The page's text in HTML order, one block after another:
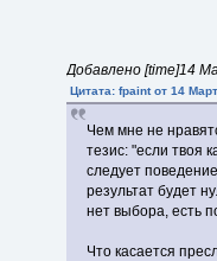
Добавлено [time]14
Цитата: fpaint от 14
Чем мне не
тезис: "если твоя
следует
результат будет
нет выбора, есть
Что касается